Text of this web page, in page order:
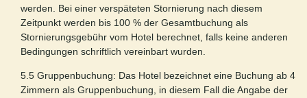
werden. Bei einer verspäteten Stornierung nach diesem
Zeitpunkt werden bis 100 % der Gesamtbuchung als
Stornierungsgebühr vom Hotel berechnet, falls keine anderen
Bedingungen schriftlich vereinbart wurden.
5.5 Gruppenbuchung: Das Hotel bezeichnet eine Buchung ab 4
Zimmern als Gruppenbuchung, in diesem Fall die Angabe der